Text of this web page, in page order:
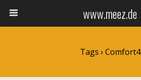
www.meez.de
Tags › Comfort4